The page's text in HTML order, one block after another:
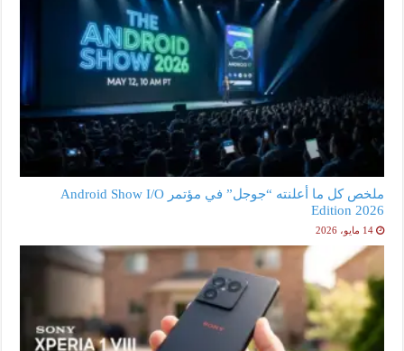
ملخص كل ما أعلنته “جوجل” في مؤتمر Android Show I/O
Edition 2026
14 مايو، 2026